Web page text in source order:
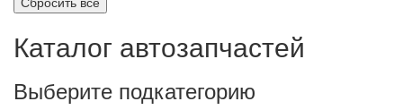
Каталог автозапчастей
Выберите подкатегорию